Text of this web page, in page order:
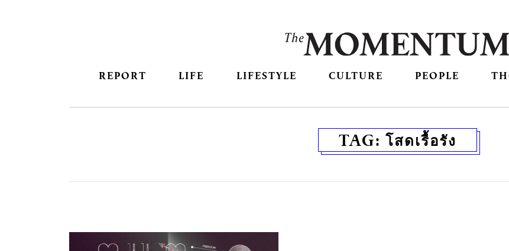
REPORT LIFE LIFESTYLE CULTURE PEOPLE
TAG: โสดเรื้อรัง